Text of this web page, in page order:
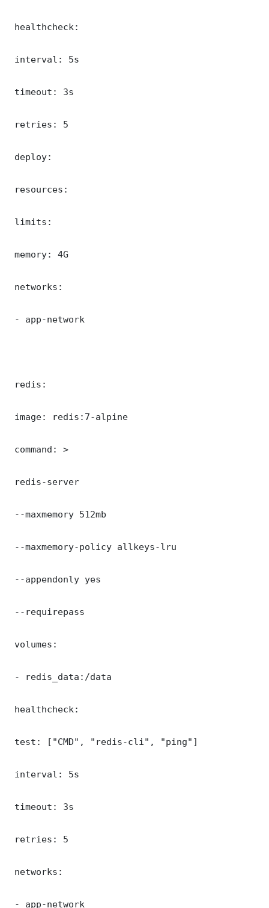
healthcheck:
interval: 5s
timeout: 3s
retries: 5
deploy:
resources:
limits:
memory: 4G
networks:
- app-network
redis:
image: redis:7-alpine
command: >
redis-server
--maxmemory 512mb
--maxmemory-policy allkeys-lru
--appendonly yes
--requirepass
volumes:
- redis_data:/data
healthcheck:
test: ["CMD", "redis-cli", "ping"]
interval: 5s
timeout: 3s
retries: 5
networks:
- app-network